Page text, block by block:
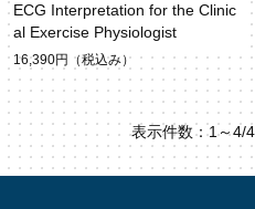
ECG Interpretation for the Clinic
al Exercise Physiologist
16,390円 （税込み）
表示件数：1～4/4